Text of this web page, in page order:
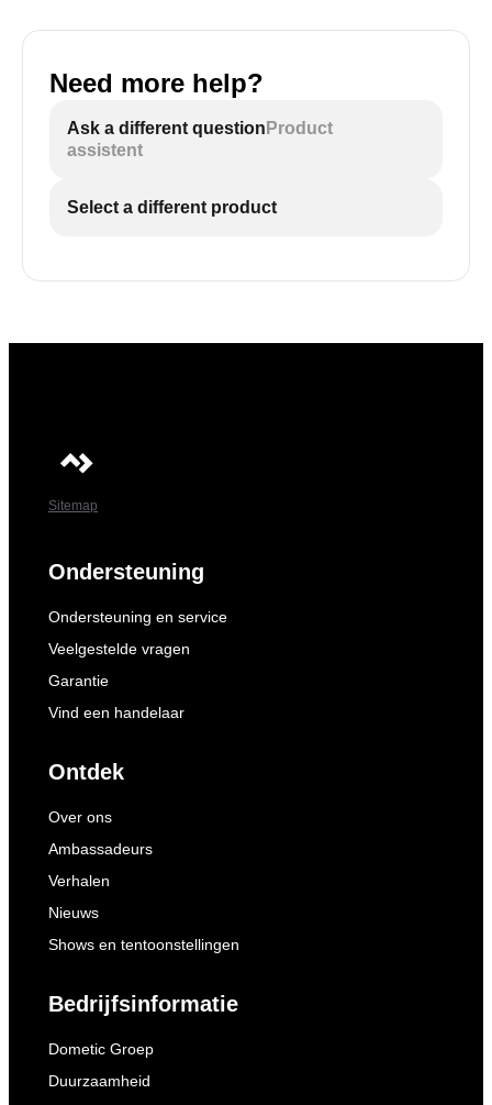
Need more help?
Ask a different question Product
assistent
Select a different product
Sitemap
Ondersteuning
Ondersteuning en service
Veelgestelde vragen
Garantie
Vind een handelaar
Ontdek
Over ons
Ambassadeurs
Verhalen
Nieuws
Shows en tentoonstellingen
Bedrijfsinformatie
Dometic Groep
Duurzaamheid